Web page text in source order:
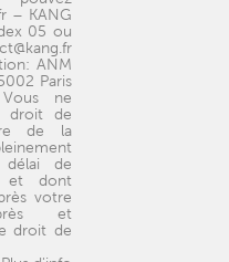
– KANG
05 ou
ANM
Paris
ne
droit de
de la
de
et dont
votre
et
droit de